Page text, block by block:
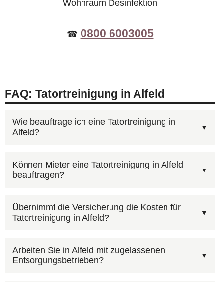
Wohnraum Desinfektion
☎ 0800 6003005
FAQ: Tatortreinigung in Alfeld
Wie beauftrage ich eine Tatortreinigung in
Alfeld?
Am schnellsten geht es telefonisch:
0800 6003005
und organisieren den Einsatz in Alfeld. Bei
Bedarf sind wir innerhalb weniger Stunden vor
Können Mieter eine Tatortreinigung in Alfeld
beauftragen?
Nein, vor der Polizeifreigabe darf die Wohnung
nicht betreten oder verändert werden. Sobald die
der Reinigung beginnen — auch kurzfristig.
Übernimmt die Versicherung die Kosten für
Tatortreinigung in Alfeld?
In vielen Fällen zahlt die Versicherung — je nach
Situation die Hausrat-, Gebäude- oder
Arbeiten Sie in Alfeld mit zugelassenen
Entsorgungsbetrieben?